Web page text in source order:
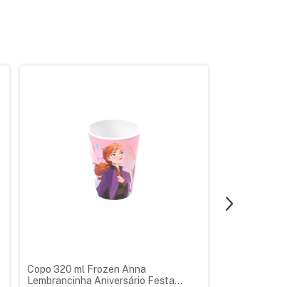
Copo 320 ml Frozen Anna
Lembrancinha Aniversário Festa